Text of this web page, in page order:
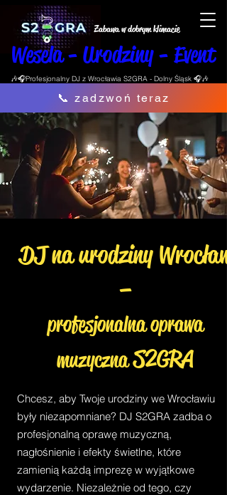
Zabawa w dobrym klimacie
Wesela - Urodziny - Event
🎶🎧Profesjonalny DJ z Wrocławia S2GRA - Dolny Śląsk 🎧🎶
📞 zadzwoń teraz
DJ na urodziny Wrocław
–
profesjonalna oprawa
muzycznaS2GRA
Chcesz, aby Twoje urodziny we Wrocławiu
były niezapomniane? DJ S2GRA zadba o
profesjonalną oprawę muzyczną,
nagłośnienie i efekty świetlne, które
zamienią każdą imprezę w wyjątkowe
wydarzenie. Niezależnie od tego, czy